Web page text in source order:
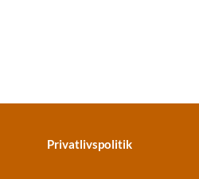
Privatlivspolitik